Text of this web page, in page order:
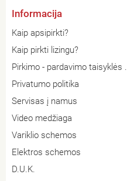
Informacija
Kaip apsipirkti?
Kaip pirkti lizingu?
Pirkimo - pardavimo taisyklės .
Privatumo politika
Servisas į namus
Video medžiaga
Variklio schemos
Elektros schemos
D.U.K.